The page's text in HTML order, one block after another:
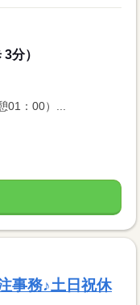
分）
01：00）...
事務♪土日祝休